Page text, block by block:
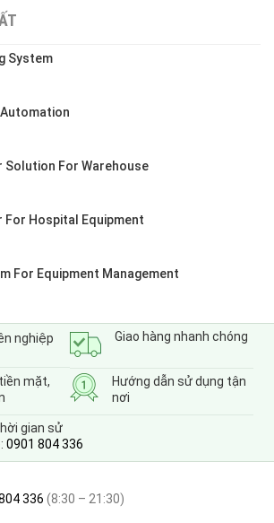
System
Automation
Solution For Warehouse
For Hospital Equipment
For Equipment Management
nghiệp Giao hàng nhanh chóng
mặt,
Hướng dẫn sử dụng tận
nơi
gian sử
0901 804 336
336 (8:30 – 21:30)